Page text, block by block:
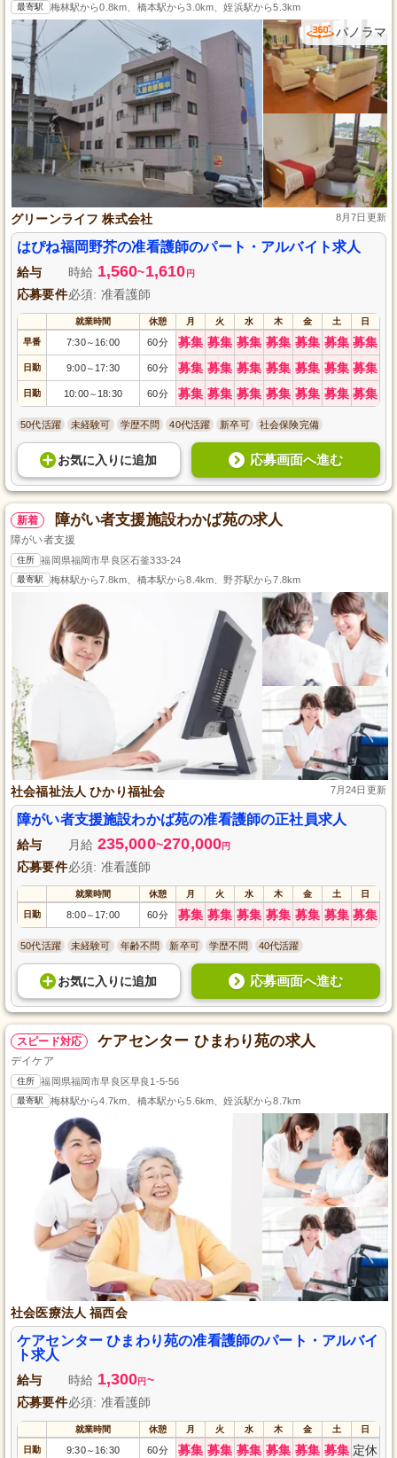
最寄駅 梅林駅から0.8km、橋本駅から3.0km、姪浜駅から5.3km
パノラマ
グリーンライフ 株式会社 8月7日更新
はぴね福岡野芥の准看護師のパート・アルバイト求人
給与 時給 1,560~1,610 円
応募要件必須: 准看護師
就業時間 休憩 月 火 水 木 金 土 日
早番 7:30～ 16:00 60分 募集 募集 募集 募集 募集 募集 募集
日勤 9:00～ 17:30 60分 募集 募集 募集 募集 募集 募集 募集
日勤 10:00～ 18:30 60分 募集 募集 募集 募集 募集 募集 募集
50代活躍 未経験可 学歴不問 40代活躍 新卒可 社会保険完備
お気に入り に追加 応募画面へ進む
新着 障がい者支援施設わかば苑の求人
障がい者支援
住所 福岡県福岡市早良区石釜333-24
最寄駅 梅林駅から7.8km、橋本駅から8.4km、野芥駅から7.8km
社会福祉法人 ひかり福祉会 7月24日更新
障がい者支援施設わかば苑の准看護師の正社員求人
給与 月給 235,000~270,000円
応募要件必須: 准看護師
就業時間 休憩 月 火 水 木 金 土 日
日勤 8:00～ 17:00 60分 募集 募集 募集 募集 募集 募集 募集
50代活躍 未経験可 年齢不問 新卒可 学歴不問 40代活躍
お気に入り に追加 応募画面へ進む
スピード対応 ケアセンター ひまわり苑の求人
デイケア
住所 福岡県福岡市早良区早良1-5-56
最寄駅 梅林駅から4.7km、橋本駅から5.6km、姪浜駅から8.7km
社会医療法人 福西会
ケアセンター ひまわり苑の准看護師のパート・アルバイ
ト求人
給与 時給 1,300円 ~
応募要件必須: 准看護師
就業時間 休憩 月 火 水 木 金 土 日
日勤 9:30～ 16:30 60分 募集 募集 募集 募集 募集 募集 定休